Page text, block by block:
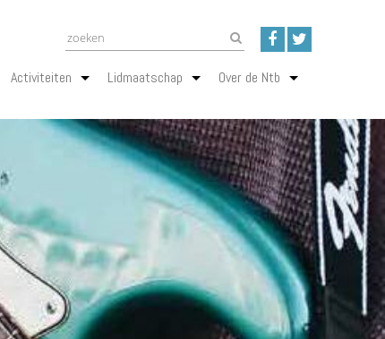
Activiteiten Lidmaatschap Over de Ntb